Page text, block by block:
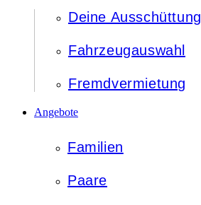
Deine Ausschüttung
Fahrzeugauswahl
Fremdvermietung
Angebote
Familien
Paare